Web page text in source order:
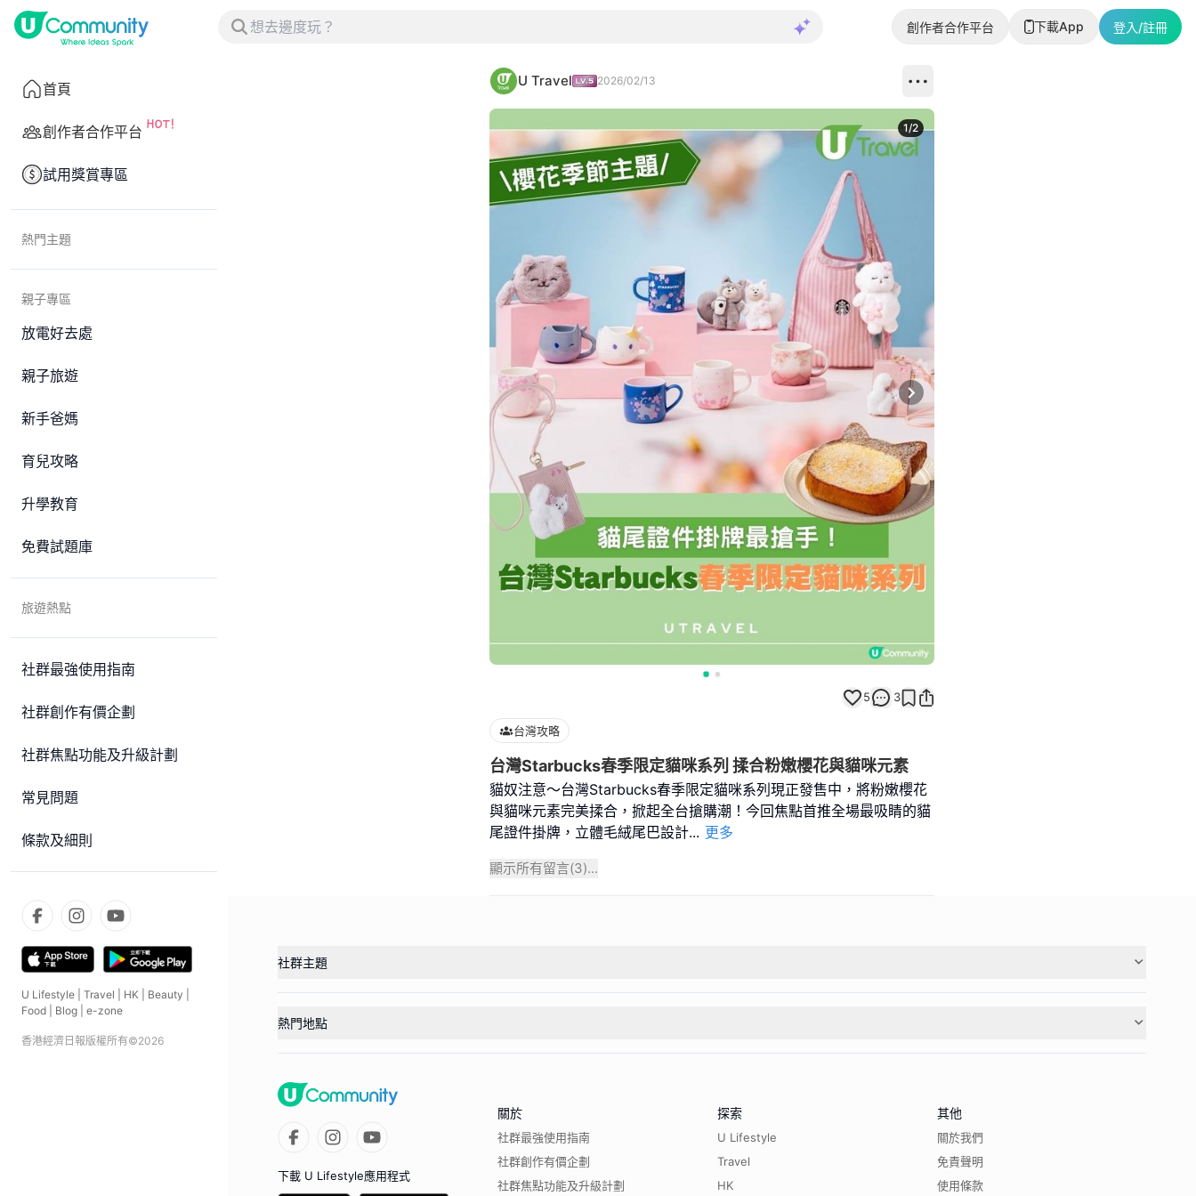
創作者合作平台 下載App 登入/註冊
首頁
創作者合作平台
試用獎賞專區
熱門主題
親子專區
放電好去處
親子旅遊
新手爸媽
育兒攻略
升學教育
免費試題庫
旅遊熱點
社群最強使用指南
社群創作有價企劃
社群焦點功能及升級計劃
常見問題
條款及細則
U Lifestyle Travel HK Beauty
Food
Blog e-zone
香港經濟日報版權所有©2026
U Travel 2026/02/13
Next slide
1/2
5 3
台灣攻略
台灣Starbucks春季限定貓咪系列 揉合粉嫩櫻花與貓咪元素
貓奴注意～台灣Starbucks春季限定貓咪系列現正發售中，將粉嫩櫻花
與貓咪元素完美揉合，掀起全台搶購潮！今回焦點首推全場最吸睛的貓
尾證件掛牌，立體毛絨尾巴設計... 更多
顯示所有留言(3)...
社群主題
熱門地點
下載 U Lifestyle應用程式
關於
社群最強使用指南
社群創作有價企劃
社群焦點功能及升級計劃
探索
U Lifestyle
Travel
HK
其他
關於我們
免責聲明
使用條款